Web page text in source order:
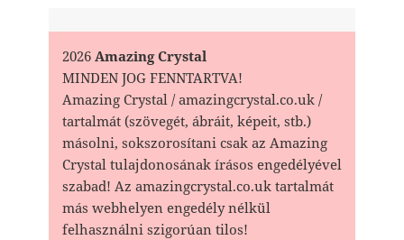
2026Amazing Crystal
MINDEN JOG FENNTARTVA!
Amazing Crystal / amazingcrystal.co.uk /
tartalmát (szövegét, ábráit, képeit, stb.)
másolni, sokszorosítani csak az Amazing
Crystal tulajdonosának írásos engedélyével
szabad! Az amazingcrystal.co.uk tartalmát
más webhelyen engedély nélkül
felhasználni szigorúan tilos!